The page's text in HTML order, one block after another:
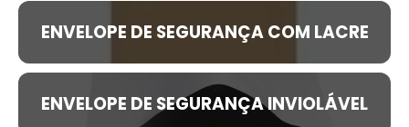
ENVELOPE DE SEGURANÇA COM LACRE
ENVELOPE DE SEGURANÇA INVIOLÁVEL